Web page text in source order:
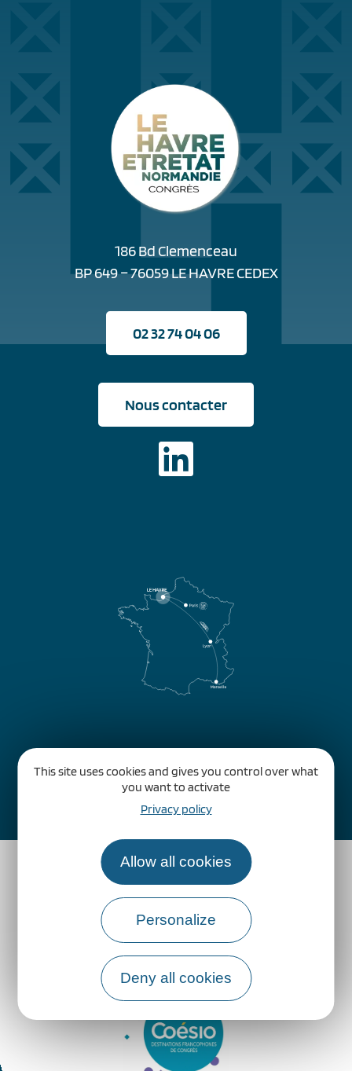
This site uses cookies and gives you control over what
you want to activate
Privacy policy
Allow all cookies
Personalize
Deny all cookies
186 Bd Clemenceau
BP 649 – 76059 LE HAVRE CEDEX
02 32 74 04 06
Nous contacter
Comment venir ?